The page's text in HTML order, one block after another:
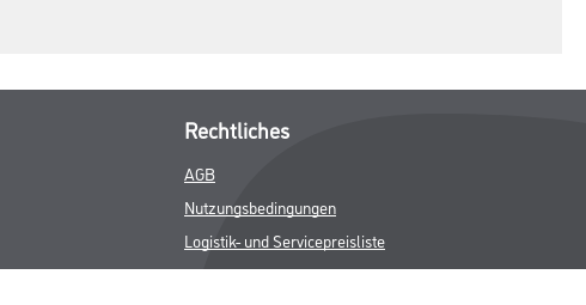
Rechtliches
AGB
Nutzungsbedingungen
Logistik- und Servicepreisliste
Impressum